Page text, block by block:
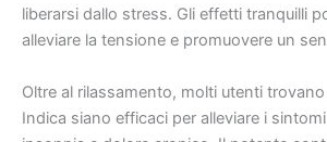
liberarsi dallo stress. Gli effetti tranquilli
alleviare la tensione e promuovere un
Oltre al rilassamento, molti utenti
Indica siano efficaci per alleviare i